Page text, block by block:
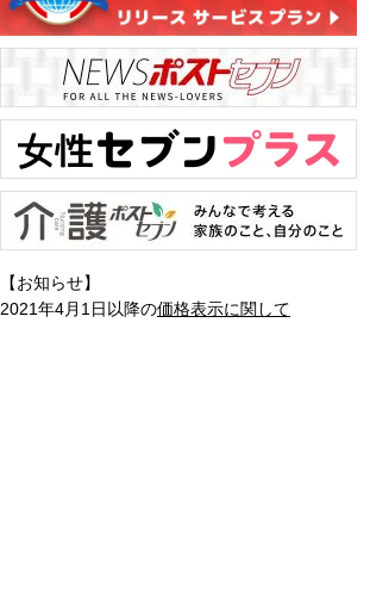
【お知らせ】
2021年4月1日以降の価格表示に関して